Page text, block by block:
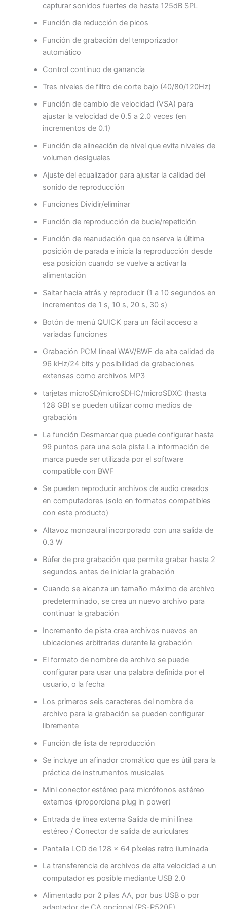
capturar sonidos fuertes de hasta 125dB SPL
Función de reducción de picos
Función de grabación del temporizador
automático
Control continuo de ganancia
Tres niveles de filtro de corte bajo (40/80/120Hz)
Función de cambio de velocidad (VSA) para
ajustar la velocidad de 0.5 a 2.0 veces (en
incrementos de 0.1)
Función de alineación de nivel que evita niveles de
volumen desiguales
Ajuste del ecualizador para ajustar la calidad del
sonido de reproducción
Funciones Dividir/eliminar
Función de reproducción de bucle/repetición
Función de reanudación que conserva la última
posición de parada e inicia la reproducción desde
esa posición cuando se vuelve a activar la
alimentación
Saltar hacia atrás y reproducir (1 a 10 segundos en
incrementos de 1 s, 10 s, 20 s, 30 s)
Botón de menú QUICK para un fácil acceso a
variadas funciones
Grabación PCM lineal WAV/BWF de alta calidad de
96 kHz/24 bits y posibilidad de grabaciones
extensas como archivos MP3
tarjetas microSD/microSDHC/microSDXC (hasta
128 GB) se pueden utilizar como medios de
grabación
La función Desmarcar que puede configurar hasta
99 puntos para una sola pista La información de
marca puede ser utilizada por el software
compatible con BWF
Se pueden reproducir archivos de audio creados
en computadores (solo en formatos compatibles
con este producto)
Altavoz monoaural incorporado con una salida de
0.3 W
Búfer de pre grabación que permite grabar hasta 2
segundos antes de iniciar la grabación
Cuando se alcanza un tamaño máximo de archivo
predeterminado, se crea un nuevo archivo para
continuar la grabación
Incremento de pista crea archivos nuevos en
ubicaciones arbitrarias durante la grabación
El formato de nombre de archivo se puede
configurar para usar una palabra definida por el
usuario, o la fecha
Los primeros seis caracteres del nombre de
archivo para la grabación se pueden configurar
libremente
Función de lista de reproducción
Se incluye un afinador cromático que es útil para la
práctica de instrumentos musicales
Mini conector estéreo para micrófonos estéreo
externos (proporciona plug in power)
Entrada de línea externa Salida de mini línea
estéreo / Conector de salida de auriculares
Pantalla LCD de 128 × 64 píxeles retro iluminada
La transferencia de archivos de alta velocidad a un
computador es posible mediante USB 2.0
Alimentado por 2 pilas AA, por bus USB o por